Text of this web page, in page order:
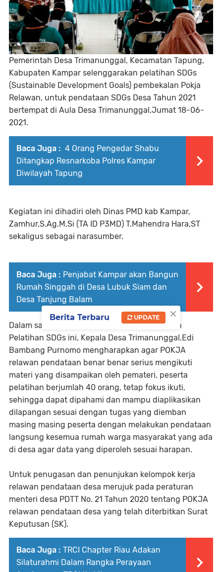
Pemerintah Desa Trimanunggal, Kecamatan Tapung,
Kabupaten Kampar selenggarakan pelatihan SDGs
(Sustainable Development Goals) pembekalan Pokja
Relawan, untuk pendataan SDGs Desa Tahun 2021
bertempat di Aula Desa Trimanunggal,Jumat 18-06-
2021.
Baca Juga : 4 Orang Pengedar Shabu
Ditangkap Resnarkoba Polres Kampar
Diwilayah Tapung
Kegiatan ini dihadiri oleh Dinas PMD kab Kampar,
Zamhur,S.Ag.M.Si (TA ID P3MD) T.Mahendra Hara,ST
sekaligus sebagai narasumber.
Baca Juga : Penjabat Kampar akan Bangun
Rumah Singgah di Desa Lubuk Siam dan
Desa Tanjung Balam
Dalam sambutan Pembukaan Pembekalan dan
Pelatihan SDGs ini, Kepala Desa Trimanunggal,Edi
Bambang Purnomo mengharapkan agar POKJA
relawan pendataan benar benar serius mengikuti
materi yang disampaikan oleh pemateri, peserta
pelatihan berjumlah 40 orang, tetap fokus ikuti,
sehingga dapat dipahami dan mampu diaplikasikan
dilapangan sesuai dengan tugas yang diemban
masing masing peserta dengan melakukan pendataan
langsung kesemua rumah warga masyarakat yang ada
di desa agar data yang diperoleh sesuai harapan.
Untuk penugasan dan penunjukan kelompok kerja
relawan pendataan desa merujuk pada peraturan
menteri desa PDTT No. 21 Tahun 2020 tentang POKJA
relawan pendataan desa yang telah diterbitkan Surat
Keputusan (SK).
Baca Juga : TRCI Chapter Riau Adakan
Silaturahmi Dalam Rangka Perayaan
×
Berita Terbaru UPDATE